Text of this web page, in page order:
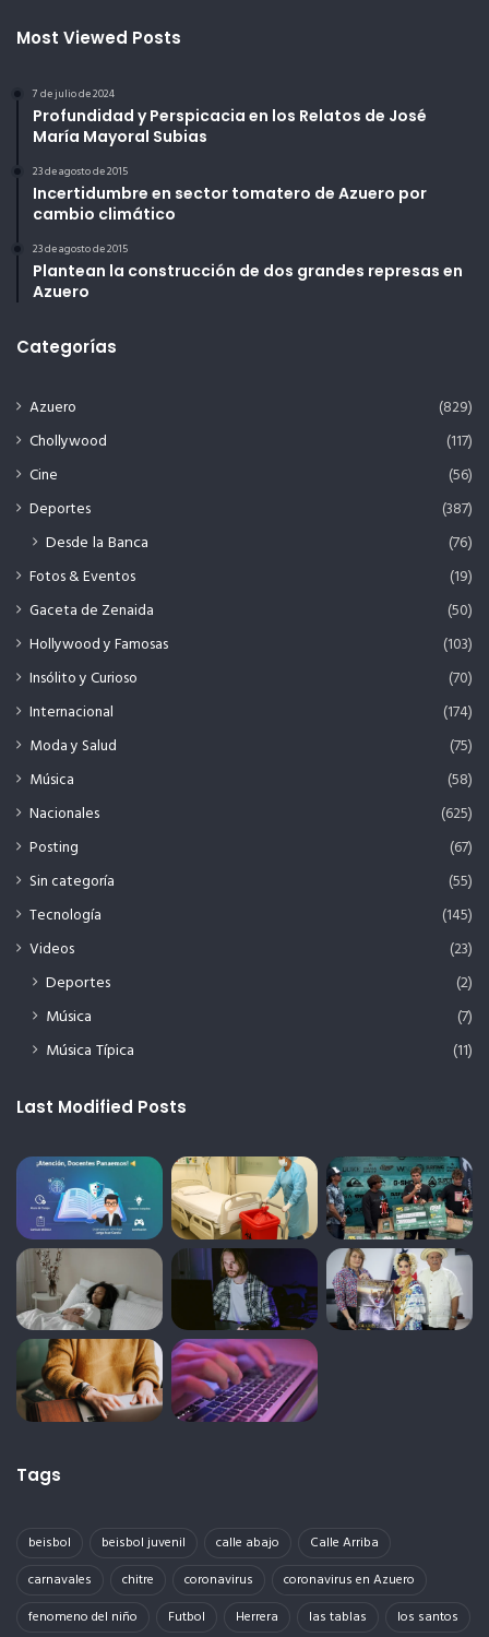
Most Viewed Posts
7 de julio de 2024
Profundidad y Perspicacia en los Relatos de José
María Mayoral Subias
23 de agosto de 2015
Incertidumbre en sector tomatero de Azuero por
cambio climático
23 de agosto de 2015
Plantean la construcción de dos grandes represas en
Azuero
Categorías
Azuero
(829)
Chollywood
(117)
Cine
(56)
Deportes
(387)
Desde la Banca (76)
Fotos & Eventos
(19)
Gaceta de Zenaida
(50)
Hollywood y Famosas
(103)
Insólito y Curioso
(70)
Internacional
(174)
Moda y Salud
(75)
Música
(58)
Nacionales
(625)
Posting
(67)
Sin categoría
(55)
Tecnología
(145)
Videos
(23)
Deportes
(2)
Música
(7)
Música Típica
(11)
Last Modified Posts
Tags
beisbol beisbol juvenil calle abajo
Calle Arriba
carnavales
chitre coronavirus
coronavirus en Azuero
fenomeno del niño
Futbol Herrera las tablas
los santos